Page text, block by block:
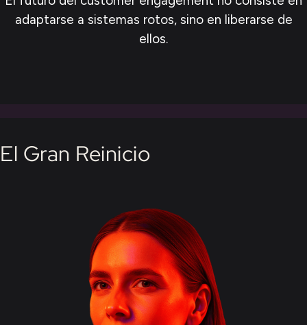
adaptarse a sistemas rotos, sino en liberarse de
ellos.
El Gran Reinicio